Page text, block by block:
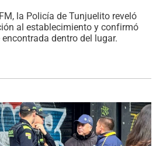
la Policía de Tunjuelito reveló
al establecimiento y confirmó
dentro del lugar.